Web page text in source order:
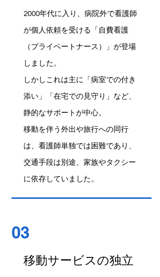
2000年代に入り、病院外で看護師
が個人依頼を受ける「自費看護
（プライベートナース）」が登場
しました。
しかしこれは主に「病室での付き
添い」「在宅での見守り」など、
静的なサポートが中心。
移動を伴う外出や旅行への同行
は、看護師単独では困難であり、
交通手段は別途、家族やタクシー
に依存していました。
03
移動サービスの独立